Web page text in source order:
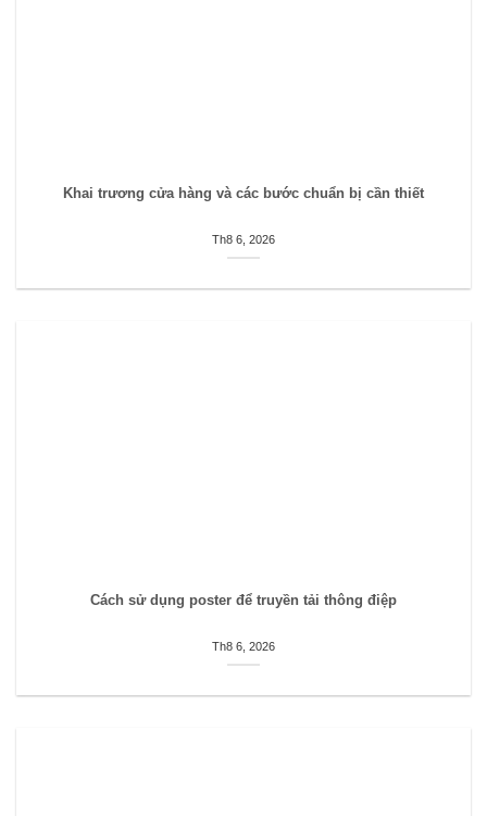
Khai trương cửa hàng và các bước chuẩn bị cần thiết
Th8 6, 2026
Cách sử dụng poster để truyền tải thông điệp
Th8 6, 2026